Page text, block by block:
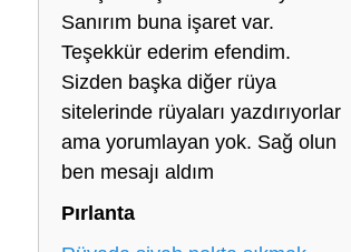
Sanırım buna işaret var.
Teşekkür ederim efendim.
Sizden başka diğer rüya
sitelerinde rüyaları yazdırıyorlar
ama yorumlayan yok. Sağ olun
ben mesajı aldım
Pırlanta